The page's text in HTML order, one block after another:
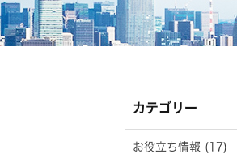
カテゴリー
お役立ち情報 (17)